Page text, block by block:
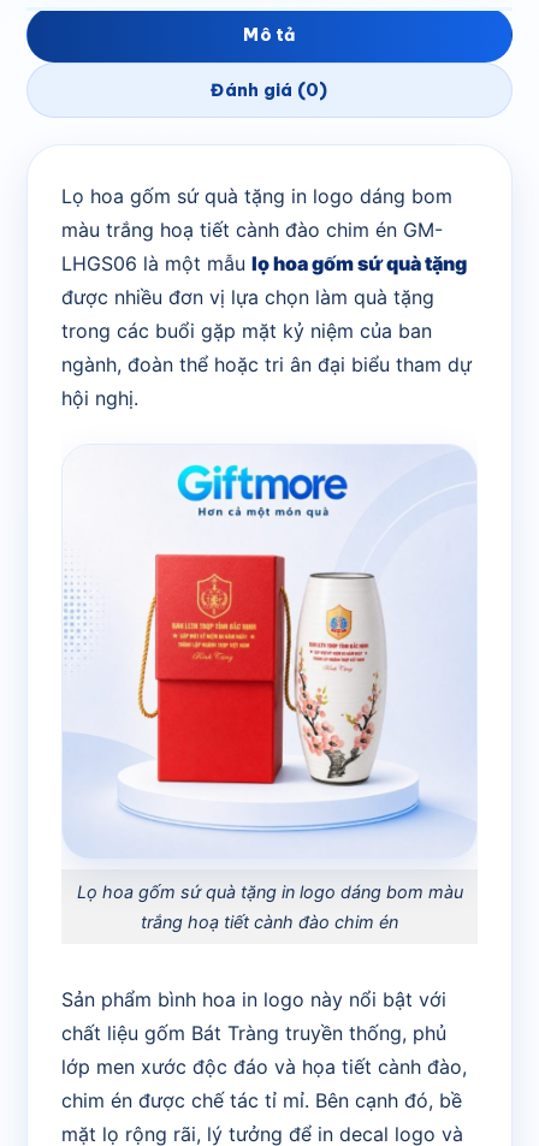
Mô tả
Đánh giá (0)
Lọ hoa gốm sứ quà tặng in logo dáng bom
màu trắng hoạ tiết cành đào chim én GM-
LHGS06 là một mẫu lọ hoa gốm sứ quà tặng
được nhiều đơn vị lựa chọn làm quà tặng
trong các buổi gặp mặt kỷ niệm của ban
ngành, đoàn thể hoặc tri ân đại biểu tham dự
hội nghị.
Lọ hoa gốm sứ quà tặng in logo dáng bom màu
trắng hoạ tiết cành đào chim én
Sản phẩm bình hoa in logo này nổi bật với
chất liệu gốm Bát Tràng truyền thống, phủ
lớp men xước độc đáo và họa tiết cành đào,
chim én được chế tác tỉ mỉ. Bên cạnh đó, bề
mặt lọ rộng rãi, lý tưởng để in decal logo và